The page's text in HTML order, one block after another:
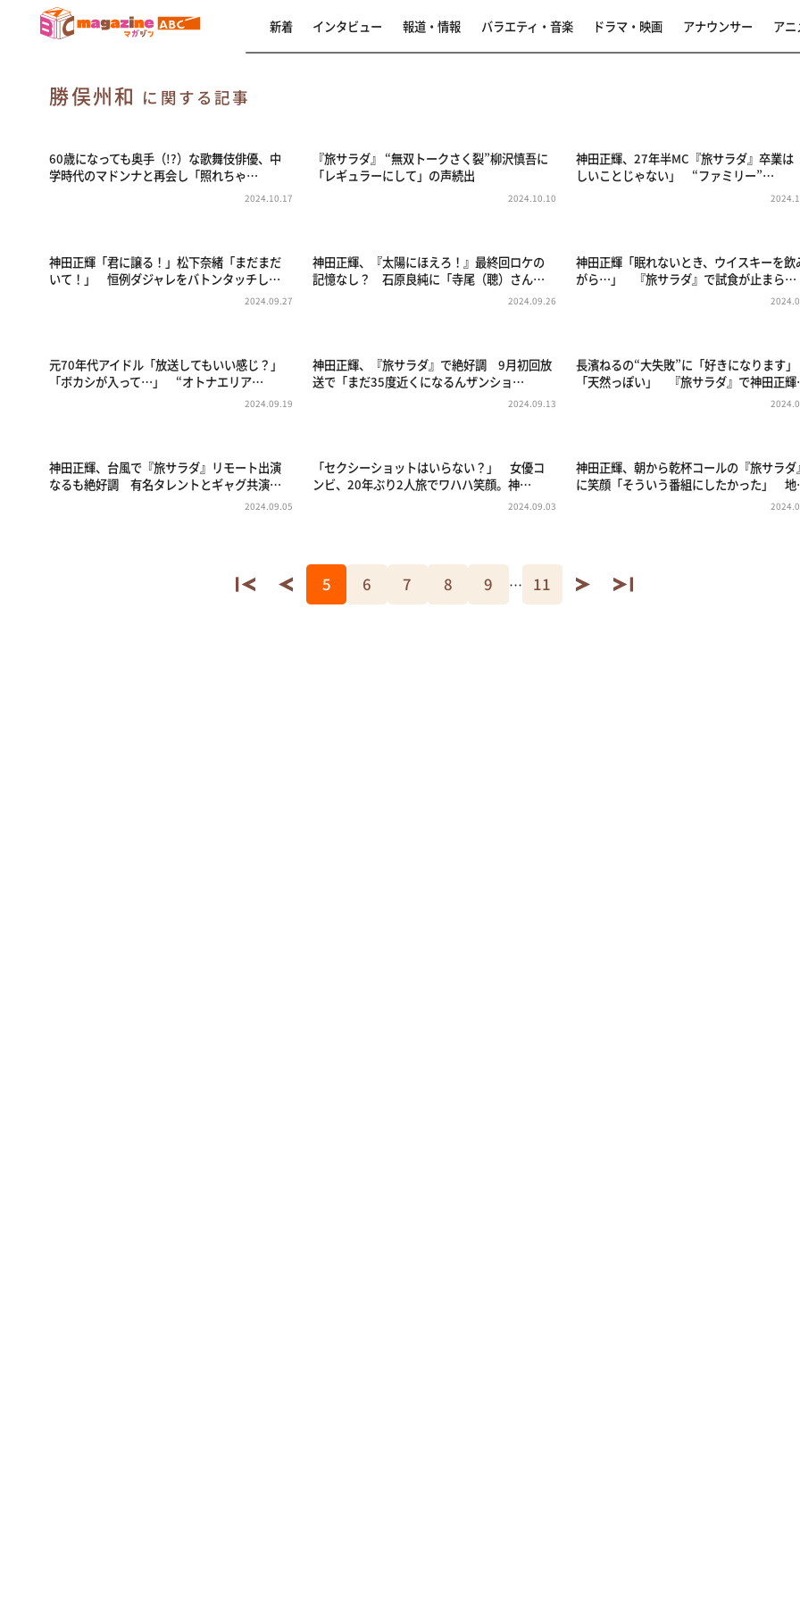
新着 インタビュー 報道・情報 バラエティ・音楽 ドラマ・映画 アナウンサー アニ
勝俣州和 に関する記事
60歳になっても奥手（!?）な歌舞伎俳優、中
学時代のマドンナと再会し「照れちゃ…
2024.10.17
『旅サラダ』 “無双トークさく裂”柳沢慎吾に
「レギュラーにして」の声続出
2024.10.10
神田正輝、27年半MC『旅サラダ』卒業は
しいことじゃない」 “ファミリー”…
神田正輝「君に譲る！」松下奈緒「まだまだ
いて！」 恒例ダジャレをバトンタッチし…
2024.09.27
神田正輝、『太陽にほえろ！』最終回ロケの
記憶なし？ 石原良純に「寺尾（聰）さん…
2024.09.26
神田正輝「眠れないとき、ウイスキーを飲
がら…」 『旅サラダ』で試食が止まら…
元70年代アイドル「放送してもいい感じ？」
「ボカシが入って…」 “オトナエリア…
2024.09.19
神田正輝、『旅サラダ』で絶好調 9月初回放
送で「まだ35度近くになるんザンショ…
2024.09.13
長濱ねるの“大失敗”に「好きになります」
「天然っぽい」 『旅サラダ』で神田正
神田正輝、台風で『旅サラダ』リモート出演
なるも絶好調 有名タレントとギャグ共演…
2024.09.05
「セクシーショットはいらない？」 女優コ
ンビ、20年ぶり2人旅でワハハ笑顔。神…
2024.09.03
神田正輝、朝から乾杯コールの『旅サラダ
に笑顔「そういう番組にしたかった」
5 6 7 8 9 … 11